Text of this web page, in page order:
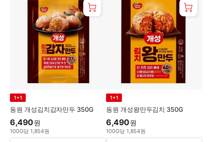
동원 개성김치감자만두 350G
1+1
6,490원
100G당 1,854원
동원 개성왕만두김치 350G
1+1
6,490원
100G당 1,854원